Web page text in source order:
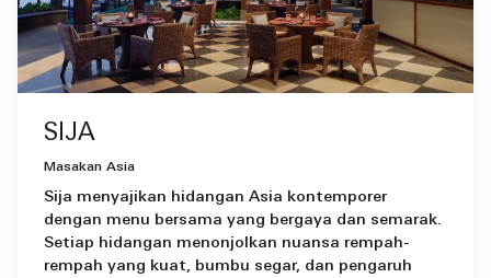
SIJA
Masakan Asia
Sija menyajikan hidangan Asia kontemporer
dengan menu bersama yang bergaya dan semarak.
Setiap hidangan menonjolkan nuansa rempah-
rempah yang kuat, bumbu segar, dan pengaruh